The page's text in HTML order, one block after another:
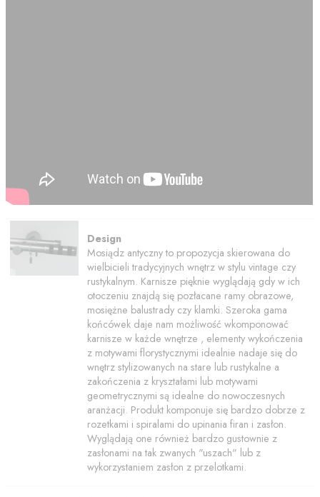
Design
Mosiądz antyczny to propozycja skierowana do
wielbicieli tradycyjnych wnętrz w stylu vintage czy
rustykalnym. Karnisze pięknie wyglądają gdy w ich
otoczeniu znajdą się pozłacane ramy obrazowe,
mosiężne balustrady czy klamki. Szeroka gama
końcówek daje nam możliwość wkomponować
karnisze w każde wnętrze , elementy wykończenia
z motywami florystycznymi idealnie nadaje się do
wnętrz stylizowanych na stare lub rustykalne a
zakończenia z kryształami lub motywami
geometrycznymi są idealne do nowoczesnych
aranżacji. Produkt komponuje się bardzo dobrze z
rozetkami i spiralami do upinania firan i zasłon.
Wyglądają one również bardzo gustownie z
zasłonami na tak zwanych "uszach" lub z
wykorzystaniem zasłon z przelotkami.